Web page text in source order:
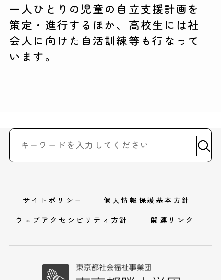
一人ひとりの児童の自立支援計画を
策定・進行するほか、高校生には社
会人に向けた自活訓練等も行なって
います。
サイトポリシー
個人情報保護基本方針
ウェブアクセシビリティ方針
関連リンク